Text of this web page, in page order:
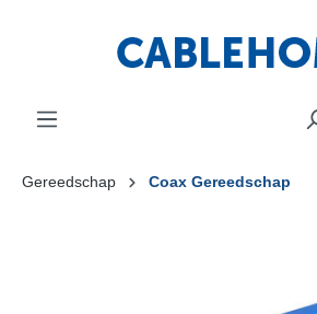
Gereedschap Coax Gereedschap